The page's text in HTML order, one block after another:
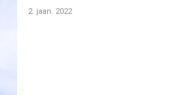
2. jaan. 2022